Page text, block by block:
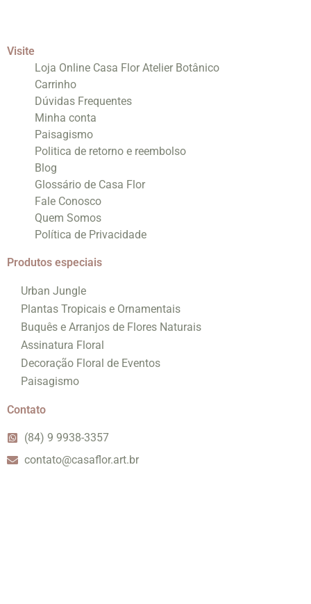
Visite
Loja Online Casa Flor Atelier Botânico
Carrinho
Dúvidas Frequentes
Minha conta
Paisagismo
Politica de retorno e reembolso
Blog
Glossário de Casa Flor
Fale Conosco
Quem Somos
Política de Privacidade
Produtos especiais
Urban Jungle
Plantas Tropicais e Ornamentais
Buquês e Arranjos de Flores Naturais
Assinatura Floral
Decoração Floral de Eventos
Paisagismo
Contato
(84) 9 9938-3357
contato@casaflor.art.br